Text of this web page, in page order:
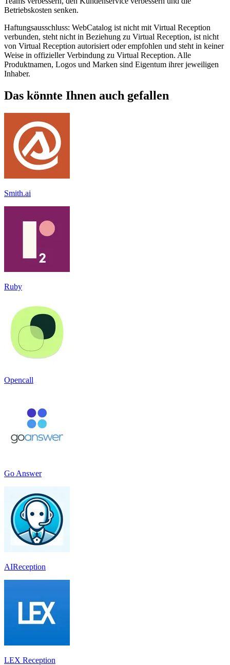
Betriebskosten senken.
Haftungsausschluss: WebCatalog ist nicht mit Virtual Reception
verbunden, steht nicht in Beziehung zu Virtual Reception, ist nicht
von Virtual Reception autorisiert oder empfohlen und steht in keiner
Weise in offizieller Verbindung zu Virtual Reception. Alle
Produktnamen, Logos und Marken sind Eigentum ihrer jeweiligen
Inhaber.
Das könnte Ihnen auch gefallen
Smith.ai
Ruby
Opencall
Go Answer
AIReception
LEX Reception